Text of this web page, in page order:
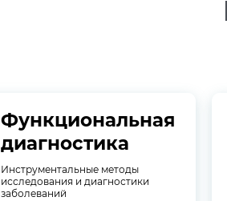
Функциональная
диагностика
Инструментальные методы
исследования и диагностики
заболеваний
Функциональная
диагностика
Инструментальные методы
исследования и диагностики
заболеваний